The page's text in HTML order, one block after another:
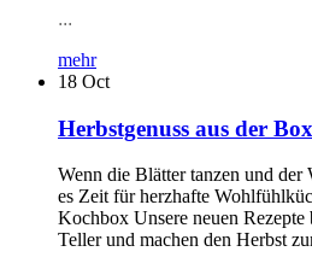
...
mehr
18 Oct
Herbstgenuss aus der Box
Wenn die Blätter tanzen und der
es Zeit für herzhafte
Kochbox Unsere neuen
Teller und machen den Herbst